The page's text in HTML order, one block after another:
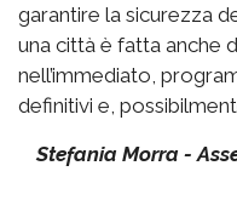
garantire la sicurezza
una città è fatta anche
nell’immediato,
definitivi e,
Stefania Morra -